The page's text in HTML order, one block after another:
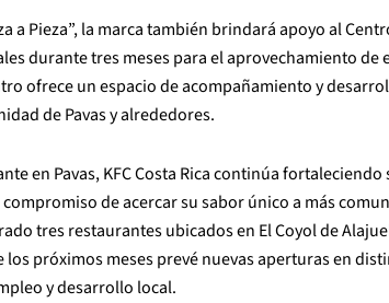
a Pieza”, la marca también brindará apoyo al
durante tres meses para el aprovechamiento de
ofrece un espacio de acompañamiento y
de Pavas y alrededores.
en Pavas, KFC Costa Rica continúa fortaleciendo
de acercar su sabor único a más
tres restaurantes ubicados en El Coyol de
próximos meses prevé nuevas aperturas en
y desarrollo local.